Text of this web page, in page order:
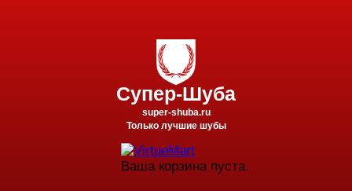
Супер-Шуба
super-shuba.ru
Только лучшие шубы
Ваша корзина пуста.